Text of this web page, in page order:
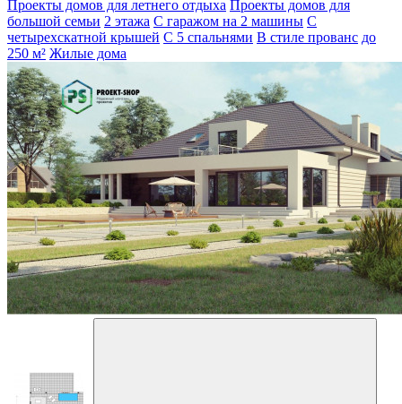
Проекты домов для летнего отдыха Проекты домов для
большой семьи 2 этажа С гаражом на 2 машины С
четырехскатной крышей С 5 спальнями В стиле прованс до
250 м² Жилые дома